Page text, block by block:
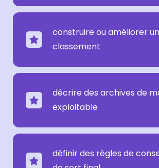
construire ou améliorer
classement
décrire des archives de
exploitable
définir des règles de